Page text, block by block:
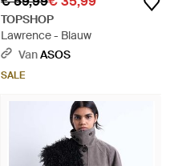
TOPSHOP
Lawrence - Blauw
VanASOS
SALE